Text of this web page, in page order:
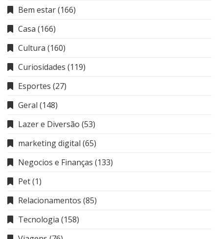
Bem estar(166)
Casa (166)
Cultura (160)
Curiosidades (119)
Esportes (27)
Geral (148)
Lazer e Diversão (53)
marketing digital (65)
Negocios e Finanças (133)
Pet(1)
Relacionamentos (85)
Tecnologia (158)